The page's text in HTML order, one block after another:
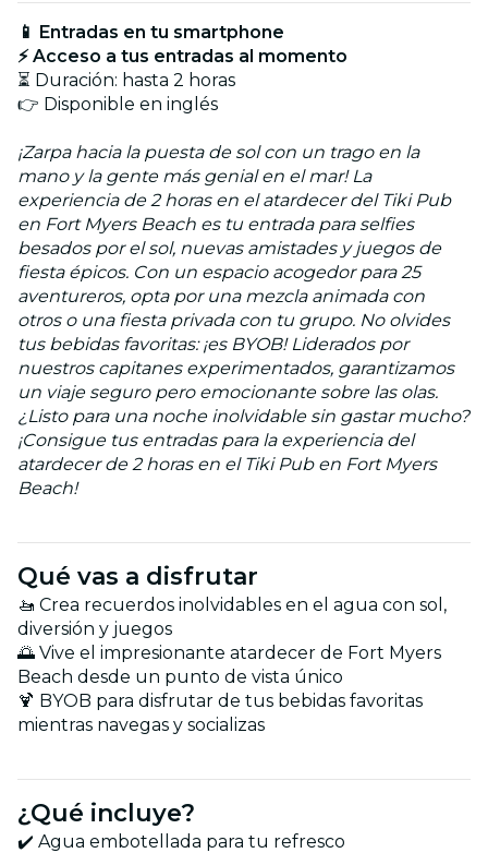
📱 Entradas en tu smartphone
⚡ Acceso a tus entradas al momento
⏳ Duración: hasta 2 horas
👉 Disponible en inglés
¡Zarpa hacia la puesta de sol con un trago en la
mano y la gente más genial en el mar! La
experiencia de 2 horas en el atardecer del Tiki Pub
en Fort Myers Beach es tu entrada para selfies
besados por el sol, nuevas amistades y juegos de
fiesta épicos. Con un espacio acogedor para 25
aventureros, opta por una mezcla animada con
otros o una fiesta privada con tu grupo. No olvides
tus bebidas favoritas: ¡es BYOB! Liderados por
nuestros capitanes experimentados, garantizamos
un viaje seguro pero emocionante sobre las olas.
¿Listo para una noche inolvidable sin gastar mucho?
¡Consigue tus entradas para la experiencia del
atardecer de 2 horas en el Tiki Pub en Fort Myers
Beach!
Qué vas a disfrutar
🚤 Crea recuerdos inolvidables en el agua con sol,
diversión y juegos
🌅 Vive el impresionante atardecer de Fort Myers
Beach desde un punto de vista único
🍹 BYOB para disfrutar de tus bebidas favoritas
mientras navegas y socializas
¿Qué incluye?
✔️ Agua embotellada para tu refresco